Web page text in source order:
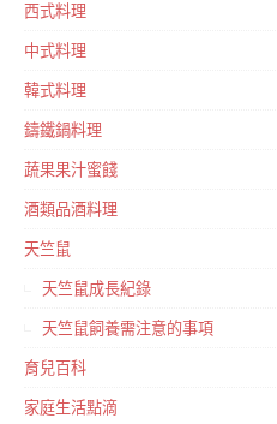
西式料理
中式料理
韓式料理
鑄鐵鍋料理
蔬果果汁蜜餞
酒類品酒料理
天竺鼠
天竺鼠成長紀錄
天竺鼠飼養需注意的事項
育兒百科
家庭生活點滴